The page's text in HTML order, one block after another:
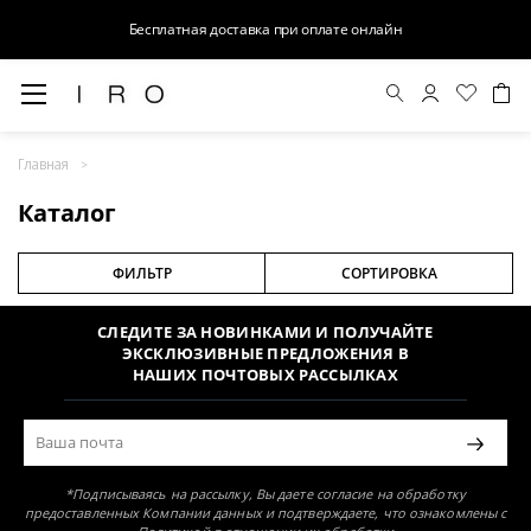
Бесплатная доставка при оплате онлайн
Главная
Каталог
ФИЛЬТР СОРТИРОВКА
Раздел не найден
СЛЕДИТЕ ЗА НОВИНКАМИ И ПОЛУЧАЙТЕ
ЭКСКЛЮЗИВНЫЕ ПРЕДЛОЖЕНИЯ В
НАШИХ ПОЧТОВЫХ РАССЫЛКАХ
*Подписываясь на рассылку, Вы даете согласие на обработку
предоставленных Компании данных и подтверждаете, что ознакомлены с